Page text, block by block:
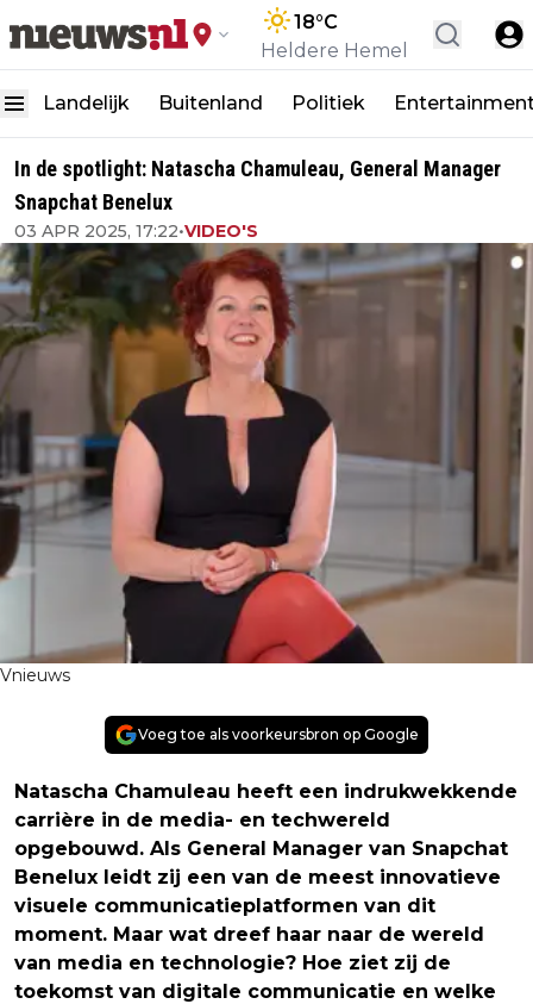
18°C
Heldere Hemel
Landelijk Buitenland Politiek
In de spotlight: Natascha Chamuleau, General Manager
Snapchat Benelux
03 APR 2025, 17:22•VIDEO'S
Vnieuws
Voeg toe als voorkeursbron op Google
Natascha Chamuleau heeft een indrukwekkende
carrière in de media- en techwereld
opgebouwd. Als General Manager van Snapchat
Benelux leidt zij een van de meest innovatieve
visuele communicatieplatformen van dit
moment. Maar wat dreef haar naar de wereld
van media en technologie? Hoe ziet zij de
toekomst van digitale communicatie en welke